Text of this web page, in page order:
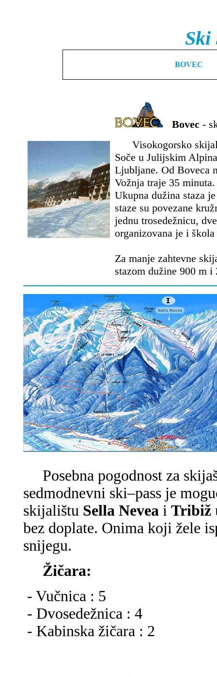
Ski
BOVEC
Bovec -
Visokogorsko
Soče u Julijskim
Ljubljane. Od Boveca
Vožnja traje 35 minuta.
Ukupna dužina staza
staze su povezane
jednu trosedežnicu,
organizovana je i
Za manje zahtevne
stazom dužine 900 m
Posebna pogodnost za
sedmodnevni ski–pass je
skijalištu Sella Nevea i Tribiž
bez doplate. Onima koji žele
snijegu.
Žičara:
- Vučnica : 5
- Dvosedežnica : 4
- Kabinska žičara : 2